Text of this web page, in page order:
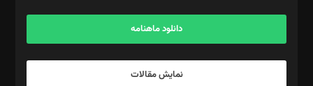
آگهی و مشترکین: ۰۹۱۹۹۹۹۰۴۵۴
دانلود ماهنامه
نمایش مقالات